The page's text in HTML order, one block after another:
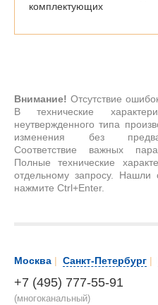
комплектующих
Внимание! Отсутствие
В технические
неутвержденного типа
изменения без
Соответствие важных
Полные технические
отдельному запросу.
нажмите Ctrl+Enter.
Москва | Санкт-Петербург |
+7 (495) 777-55-91
(многоканальный)